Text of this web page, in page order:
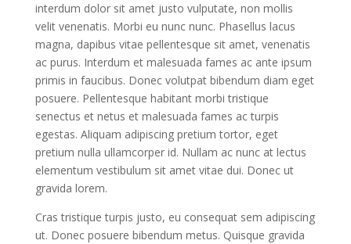
interdum dolor sit amet justo vulputate, non mollis
velit venenatis. Morbi eu nunc nunc. Phasellus lacus
magna, dapibus vitae pellentesque sit amet, venenatis
ac purus. Interdum et malesuada fames ac ante ipsum
primis in faucibus. Donec volutpat bibendum diam eget
posuere. Pellentesque habitant morbi tristique
senectus et netus et malesuada fames ac turpis
egestas. Aliquam adipiscing pretium tortor, eget
pretium nulla ullamcorper id. Nullam ac nunc at lectus
elementum vestibulum sit amet vitae dui. Donec ut
gravida lorem.
Cras tristique turpis justo, eu consequat sem adipiscing
ut. Donec posuere bibendum metus. Quisque gravida